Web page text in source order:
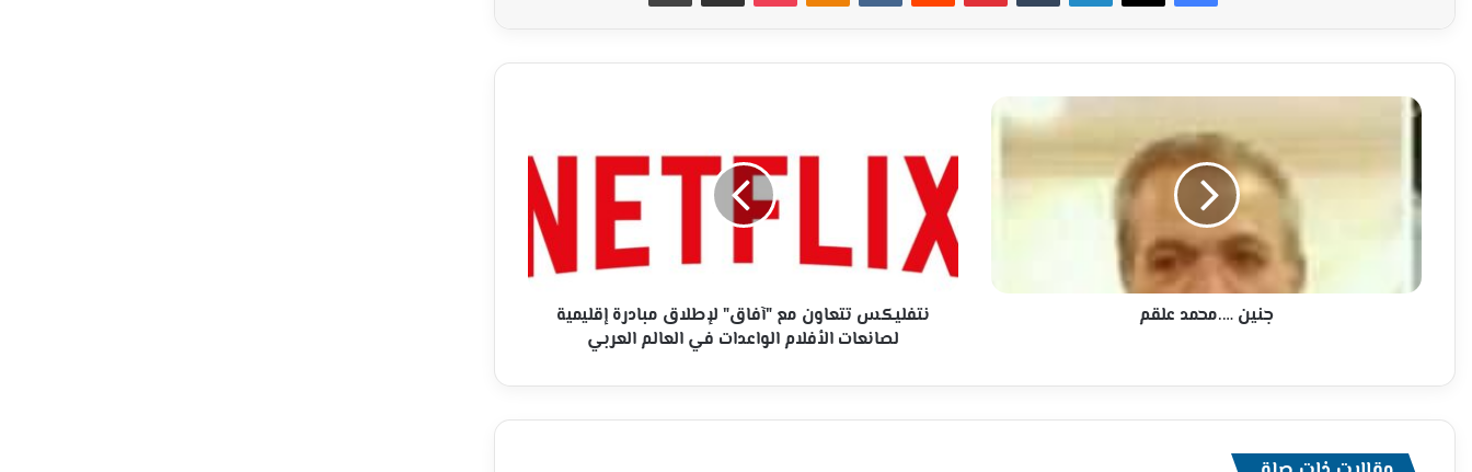
جنين
جنين ….محمد علقم
مع
"آفاق"
لإطلاق
مبادرة
إقليمية
لصانعات
الواعدات
العربي
نتفليكس تتعاون مع "آفاق" لإطلاق مبادرة إقليمية
لصانعات الأفلام الواعدات في العالم العربي